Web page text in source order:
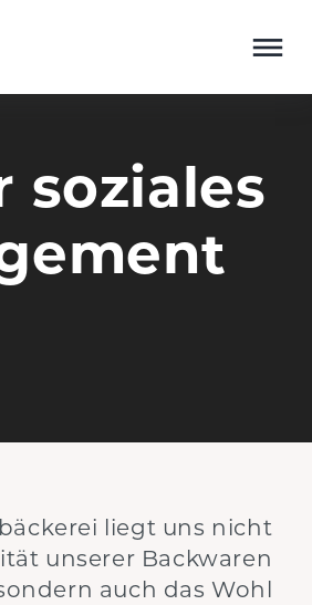
soziales
liegt uns nicht
unserer Backwaren
auch das Wohl